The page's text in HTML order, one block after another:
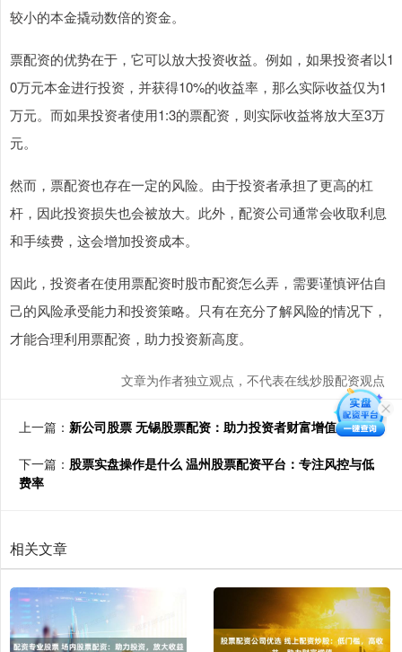
较小的本金撬动数倍的资金。
票配资的优势在于，它可以放大投资收益。例如，如果投资者以1
0万元本金进行投资，并获得10%的收益率，那么实际收益仅为1
万元。而如果投资者使用1:3的票配资，则实际收益将放大至3万
元。
然而，票配资也存在一定的风险。由于投资者承担了更高的杠
杆，因此投资损失也会被放大。此外，配资公司通常会收取利息
和手续费，这会增加投资成本。
因此，投资者在使用票配资时股市配资怎么弄，需要谨慎评估自
己的风险承受能力和投资策略。只有在充分了解风险的情况下，
才能合理利用票配资，助力投资新高度。
文章为作者独立观点，不代表在线炒股配资观点
上一篇： 新公司股票 无锡股票配资：助力投资者财富增值
下一篇： 股票实盘操作是什么 温州股票配资平台：专注风控与低
费率
相关文章